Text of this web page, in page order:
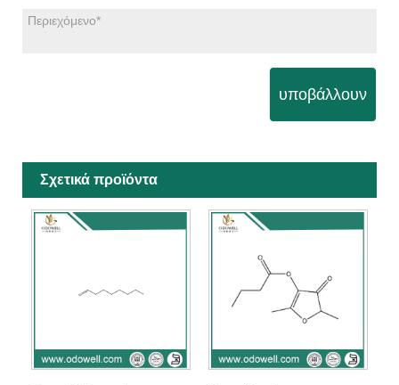
υποβάλλουν
Σχετικά προϊόντα